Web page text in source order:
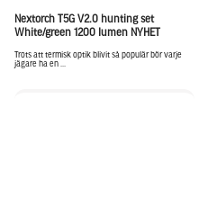
Nextorch T5G V2.0 hunting set
White/green 1200 lumen NYHET
Trots att termisk optik blivit så populär bör varje
jägare ha en ...